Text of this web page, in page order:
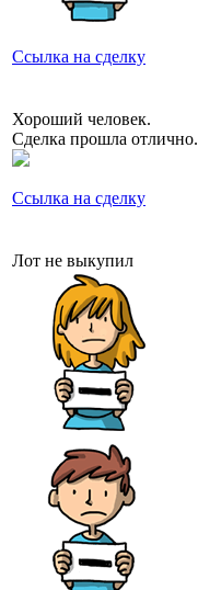
Ссылка на сделку
Хороший человек.
Сделка прошла отлично.
Ссылка на сделку
Лот не выкупил